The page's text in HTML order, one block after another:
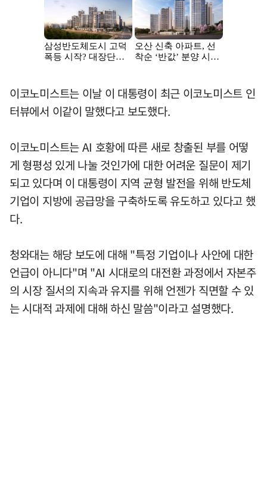
이코노미스트는 이날 이 대통령이 최근 이코노미스트 인
터뷰에서 이같이 말했다고 보도했다.
이코노미스트는 AI 호황에 따른 새로 창출된 부를 어떻
게 형평성 있게 나눌 것인가에 대한 어려운 질문이 제기
되고 있다며 이 대통령이 지역 균형 발전을 위해 반도체
기업이 지방에 공급망을 구축하도록 유도하고 있다고 했
다.
청와대는 해당 보도에 대해 "특정 기업이나 사안에 대한
언급이 아니다"며 "AI 시대로의 대전환 과정에서 자본주
의 시장 질서의 지속과 유지를 위해 언젠가 직면할 수 있
는 시대적 과제에 대해 하신 말씀"이라고 설명했다.